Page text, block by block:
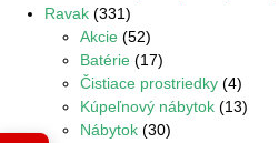
Ravak (331)
Akcie (52)
Batérie (17)
Čistiace prostriedky (4)
Kúpeľnový nábytok (13)
Nábytok (30)